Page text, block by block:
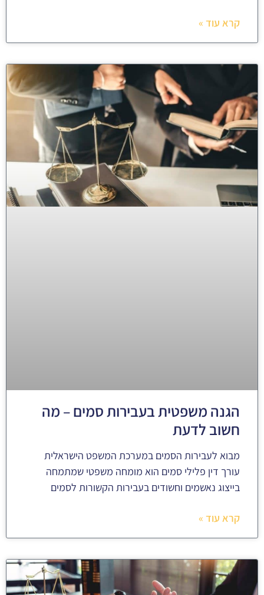
קרא עוד »
הגנה משפטית בעבירות סמים – מה
חשוב לדעת
מבוא לעבירות הסמים במערכת המשפט הישראלית
עורך דין פלילי סמים הוא מומחה משפטי שמתמחה
בייצוג נאשמים וחשודים בעבירות הקשורות לסמים
קרא עוד »